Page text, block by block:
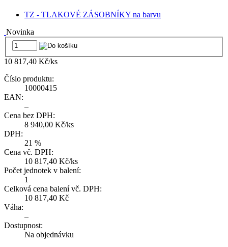
TZ - TLAKOVÉ ZÁSOBNÍKY na barvu
Novinka
10 817,40 Kč/ks
Číslo produktu:
10000415
EAN:
–
Cena bez DPH:
8 940,00 Kč/ks
DPH:
21 %
Cena vč. DPH:
10 817,40 Kč/ks
Počet jednotek v balení:
1
Celková cena balení vč. DPH:
10 817,40 Kč
Váha:
–
Dostupnost:
Na objednávku